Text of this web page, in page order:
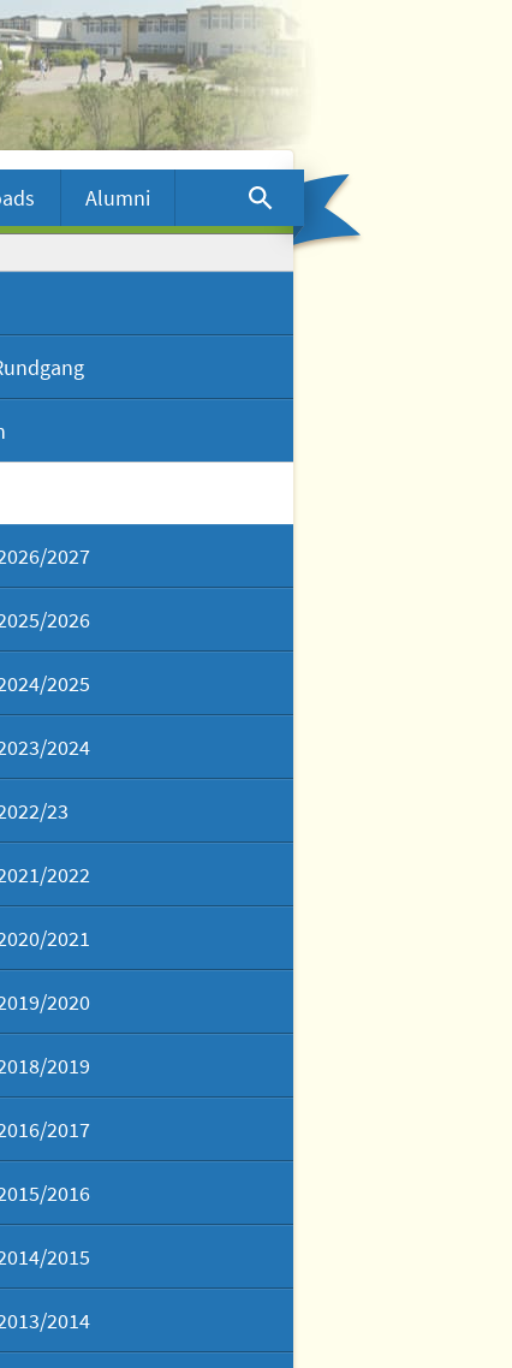
Alumni
Rundgang
mit Dr. Wolf
It´s our cup of tea!
zweiten Fremdsprache
das Tor zu vielen
Künste
Gymnasium Panketal
& Exkursionen
2027
2026
2025
2024
23
2022
2021
2020
2019
2017
2016
2015
2014